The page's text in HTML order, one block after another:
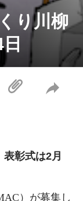
り川柳
彰式は2月
）が募集し